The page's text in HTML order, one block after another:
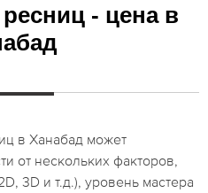
- цена в
в Ханабад может
от нескольких факторов,
3D и т.д.), уровень мастера